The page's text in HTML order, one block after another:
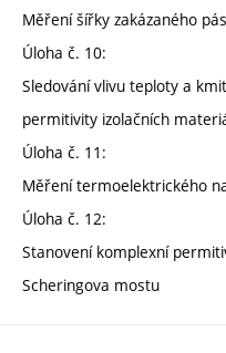
Měření šířky zakázaného
Úloha č. 10:
Sledování vlivu teploty a
permitivity izolačních
Úloha č. 11:
Měření termoelektrického
Úloha č. 12:
Stanovení komplexní
Scheringova mostu